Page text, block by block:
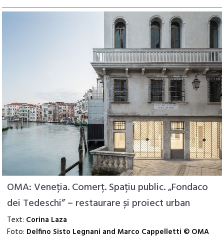
OMA: Veneția. Comerț. Spațiu public. „Fondaco
dei Tedeschi” – restaurare și proiect urban
Text: Corina Laza
Foto: Delfino Sisto Legnani and Marco Cappelletti © OMA